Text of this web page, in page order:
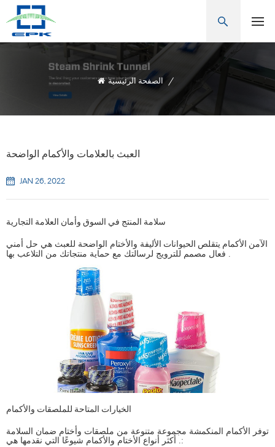
الصفحة الرئيسية /
العبث بالعلامات والأكمام الواضحة
JAN 26, 2022
سلامة المنتج في السوق وأمان العلامة التجارية
الآمن الأكمام يتقلص الحيوانات الأليفة والأختام الواضحة للعبث هي حل أمني
فعال مصمم للترويج لرسالتك مع حماية منتجاتك من التلاعب بها .
الخيارات المتاحة للملصقات والأكمام
توفر الأكمام المنكمشة مجموعة متنوعة من ملصقات وأختام ضمان السلامة
. أكثر أنواع الأختام والأكمام شيوعًا التي نقدمها هي: